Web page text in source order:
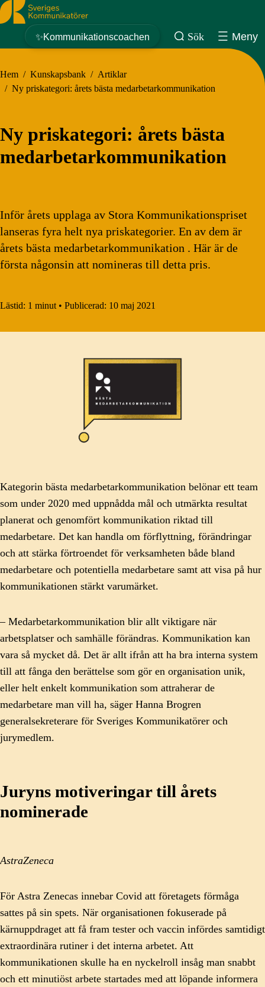
Sveriges Kommunikatörer
✨Kommunikationscoachen Sök Meny
Hem / Kunskapsbank / Artiklar
/ Ny priskategori: årets bästa medarbetarkommunikation
Ny priskategori: årets bästa
medarbetarkommunikation
Inför årets upplaga av Stora Kommunikationspriset
lanseras fyra helt nya priskategorier. En av dem är
årets bästa medarbetarkommunikation . Här är de
första någonsin att nomineras till detta pris.
Lästid: 1 minut • Publicerad: 10 maj 2021
Kategorin bästa medarbetarkommunikation belönar ett team
som under 2020 med uppnådda mål och utmärkta resultat
planerat och genomfört kommunikation riktad till
medarbetare. Det kan handla om förflyttning, förändringar
och att stärka förtroendet för verksamheten både bland
medarbetare och potentiella medarbetare samt att visa på hur
kommunikationen stärkt varumärket.
– Medarbetarkommunikation blir allt viktigare när
arbetsplatser och samhälle förändras. Kommunikation kan
vara så mycket då. Det är allt ifrån att ha bra interna system
till att fånga den berättelse som gör en organisation unik,
eller helt enkelt kommunikation som attraherar de
medarbetare man vill ha, säger Hanna Brogren
generalsekreterare för Sveriges Kommunikatörer och
jurymedlem.
Juryns motiveringar till årets
nominerade
AstraZeneca
För Astra Zenecas innebar Covid att företagets förmåga
sattes på sin spets. När organisationen fokuserade på
kärnuppdraget att få fram tester och vaccin infördes samtidigt
extraordinära rutiner i det interna arbetet. Att
kommunikationen skulle ha en nyckelroll insåg man snabbt
och ett minutiöst arbete startades med att löpande informera